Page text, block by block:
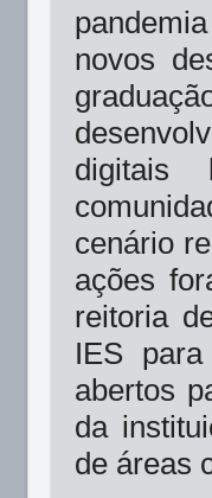
novos
digitais
cenário
ações
reitoria
IES
abertos
da
de áreas